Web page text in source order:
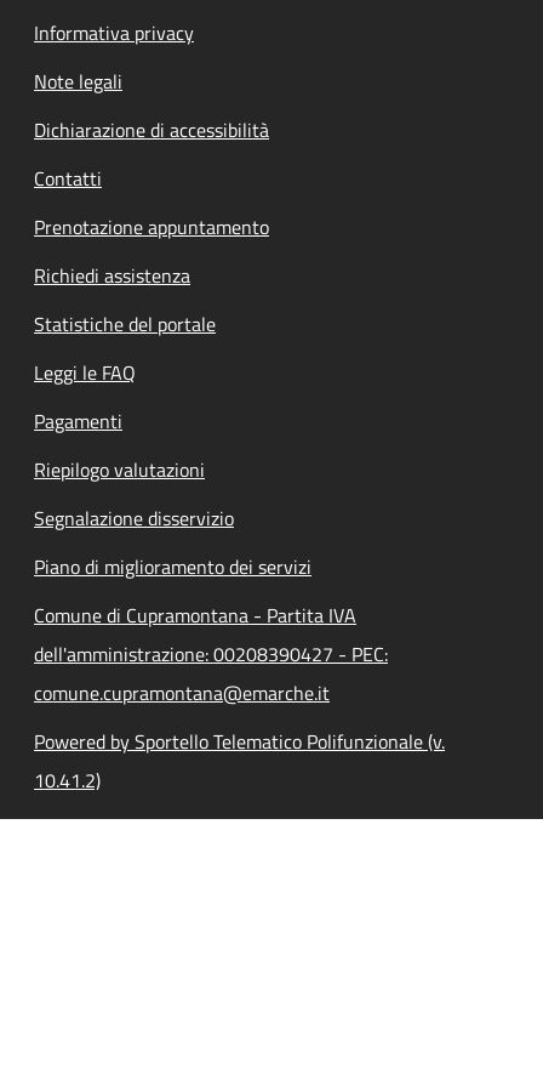
Informativa privacy
Note legali
Dichiarazione di accessibilità
Contatti
Prenotazione appuntamento
Richiedi assistenza
Statistiche del portale
Leggi le FAQ
Pagamenti
Riepilogo valutazioni
Segnalazione disservizio
Piano di miglioramento dei servizi
Comune di Cupramontana - Partita IVA
dell'amministrazione: 00208390427 - PEC:
comune.cupramontana@emarche.it
Powered by Sportello Telematico Polifunzionale (v.
10.41.2)